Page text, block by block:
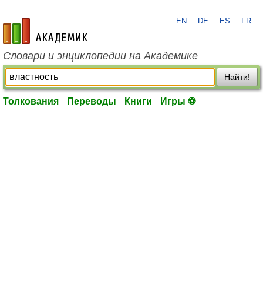
academic.ru
EN DE ES FR
Словари и энциклопедии на Академике
Найти!
Толкования Переводы Книги Игры ⚽